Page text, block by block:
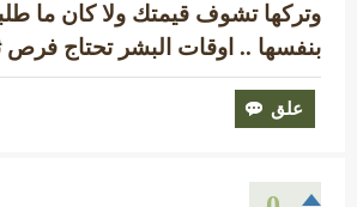
وتركها تشوف قيمتك ولا كان ما
بنفسها .. اوقات البشر تحتاج فرص